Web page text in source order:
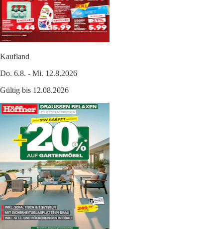
Kaufland
Do. 6.8. - Mi. 12.8.2026
Gültig bis 12.08.2026